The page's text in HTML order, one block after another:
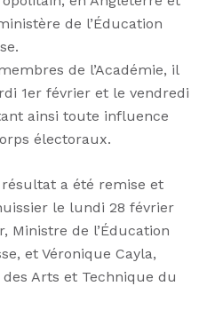
de l’Éducation
de l’Académie, il
1er février et le vendredi
ainsi toute influence
électoraux.
résultat a été remise et
le lundi 28 février
Ministre de l’Éducation
et Véronique Cayla,
des Arts et Technique du